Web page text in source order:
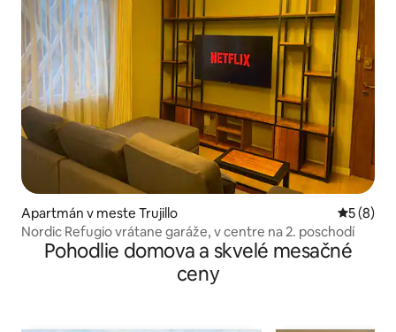
Apartmán v meste Trujillo
5 (8)
Nordic Refugio vrátane garáže, v centre na 2. poschodí
Pohodlie domova a skvelé mesačné
ceny